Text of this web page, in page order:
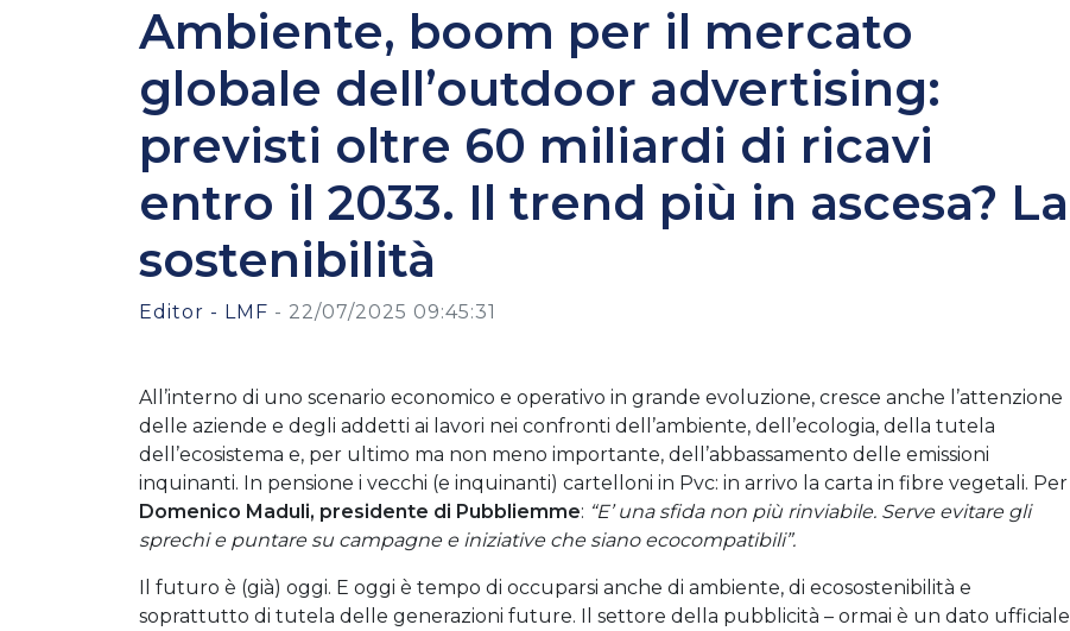
Ambiente, boom per il mercato
globale dell’outdoor advertising:
previsti oltre 60 miliardi di ricavi
entro il 2033. Il trend più in ascesa? La
sostenibilità
Editor - LMF - 22/07/2025 09:45:31
All’interno di uno scenario economico e operativo in grande evoluzione, cresce anche l’attenzione
delle aziende e degli addetti ai lavori nei confronti dell’ambiente, dell’ecologia, della tutela
dell’ecosistema e, per ultimo ma non meno importante, dell’abbassamento delle emissioni
inquinanti. In pensione i vecchi (e inquinanti) cartelloni in Pvc: in arrivo la carta in fibre vegetali. Per
Domenico Maduli, presidente di Pubbliemme: “E’ una sfida non più rinviabile. Serve evitare gli
sprechi e puntare su campagne e iniziative che siano ecocompatibili”.
Il futuro è (già) oggi. E oggi è tempo di occuparsi anche di ambiente, di ecosostenibilità e
soprattutto di tutela delle generazioni future. Il settore della pubblicità – ormai è un dato ufficiale